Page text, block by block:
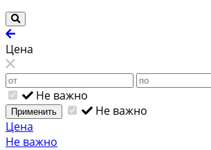
Цена
Не важно
Применить
Не важно
Цена
Не важно